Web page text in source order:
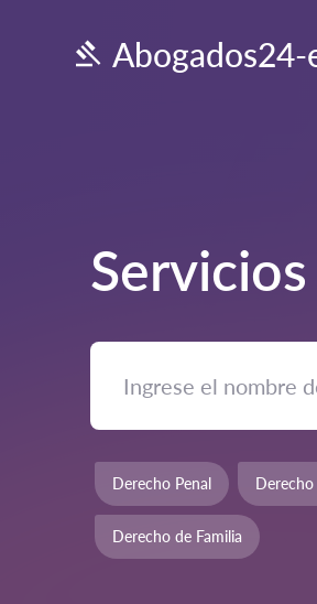
Abogados24-
Derecho Penal
Derecho de Familia